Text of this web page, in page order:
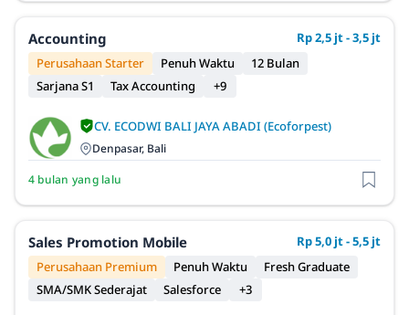
Accounting
Rp 2,5 jt - 3,5 jt
Perusahaan Starter
Penuh Waktu
12 Bulan
Sarjana S1
Tax Accounting +9
CV. ECODWI BALI JAYA ABADI (Ecoforpest)
Denpasar, Bali
4 bulan yang lalu
Sales Promotion Mobile
Rp 5,0 jt - 5,5 jt
Perusahaan Premium
Penuh Waktu
Fresh Graduate
SMA/SMK Sederajat
Salesforce +3